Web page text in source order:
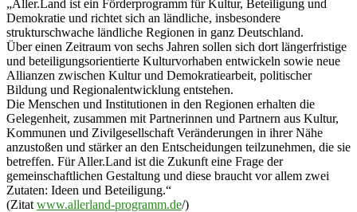
„Aller.Land ist ein Förderprogramm für Kultur, Beteiligung und
Demokratie und richtet sich an ländliche, insbesondere
strukturschwache ländliche Regionen in ganz Deutschland.
Über einen Zeitraum von sechs Jahren sollen sich dort längerfristige
und beteiligungsorientierte Kulturvorhaben entwickeln sowie neue
Allianzen zwischen Kultur und Demokratiearbeit, politischer
Bildung und Regionalentwicklung entstehen.
Die Menschen und Institutionen in den Regionen erhalten die
Gelegenheit, zusammen mit Partnerinnen und Partnern aus Kultur,
Kommunen und Zivilgesellschaft Veränderungen in ihrer Nähe
anzustoßen und stärker an den Entscheidungen teilzunehmen, die sie
betreffen. Für Aller.Land ist die Zukunft eine Frage der
gemeinschaftlichen Gestaltung und diese braucht vor allem zwei
Zutaten: Ideen und Beteiligung.“
(Zitat www.allerland-programm.de/)